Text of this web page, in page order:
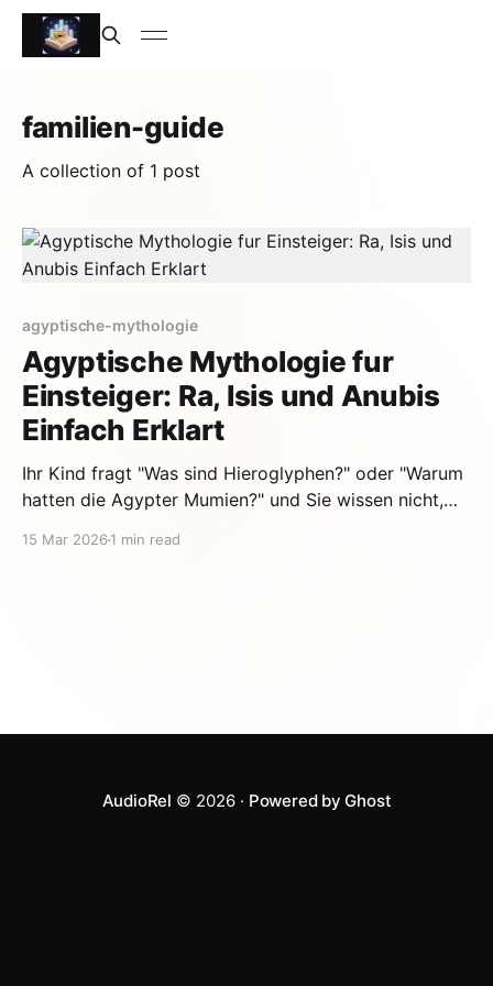
familien-guide
A collection of 1 post
agyptische-mythologie
Agyptische Mythologie fur
Einsteiger: Ra, Isis und Anubis
Einfach Erklart
Ihr Kind fragt "Was sind Hieroglyphen?" oder "Warum
hatten die Agypter Mumien?" und Sie wissen nicht,
15 Mar 2026 1 min read
AudioRel © 2026 · Powered by Ghost